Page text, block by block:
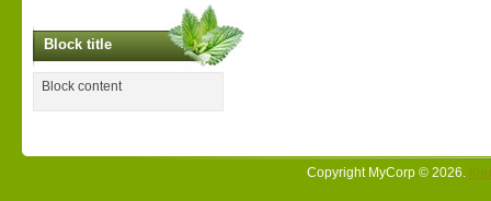
Block title
Block content
Copyright MyCorp © 2026